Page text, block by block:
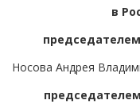
в
Носова Андрея